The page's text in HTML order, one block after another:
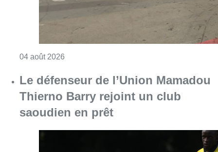
04 août 2026
Le défenseur de l’Union Mamadou
Thierno Barry rejoint un club
saoudien en prêt